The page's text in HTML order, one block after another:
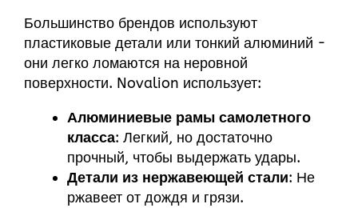
Большинство брендов используют
пластиковые детали или тонкий алюминий -
они легко ломаются на неровной
поверхности. Novalion использует:
Алюминиевые рамы самолетного
класса: Легкий, но достаточно
прочный, чтобы выдержать удары.
Детали из нержавеющей стали: Не
ржавеет от дождя и грязи.